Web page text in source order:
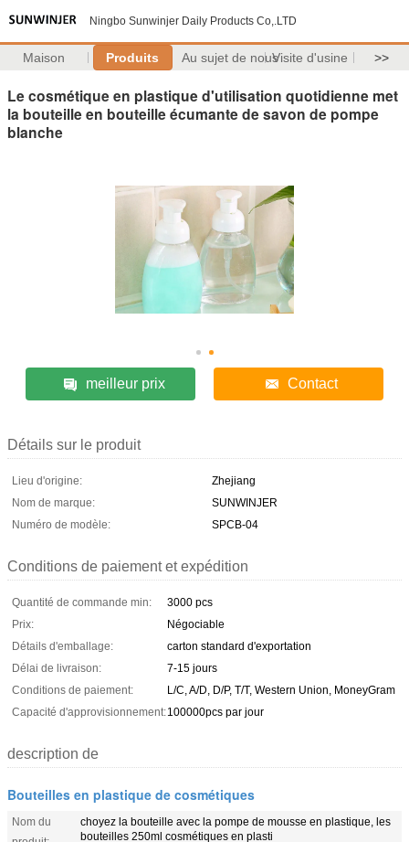
Ningbo Sunwinjer Daily Products Co,.LTD
Maison Produits Au sujet de nousVisite d'usine >>
Le cosmétique en plastique d'utilisation quotidienne met
la bouteille en bouteille écumante de savon de pompe
blanche
meilleur prix Contact
Détails sur le produit
Lieu d'origine:
Zhejiang
Nom de marque:
SUNWINJER
Numéro de modèle:
SPCB-04
Conditions de paiement et expédition
Quantité de commande min:
3000 pcs
Prix:
Négociable
Détails d'emballage:
carton standard d'exportation
Délai de livraison:
7-15 jours
Conditions de paiement:
L/C, A/D, D/P, T/T, Western Union, MoneyGram
Capacité d'approvisionnement:100000pcs par jour
description de
Bouteilles en plastique de cosmétiques
Nom du
choyez la bouteille avec la pompe de mousse en plastique, les
bouteilles 250ml cosmétiques en plasti